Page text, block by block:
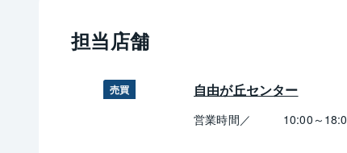
担当店舗
売買 自由が丘センター
営業時間／ 10:00～